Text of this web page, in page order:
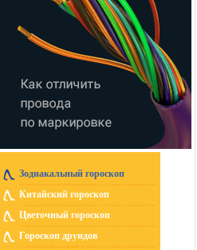
Зодиакальный гороскоп
Китайский гороскоп
Цветочный гороскоп
Гороскоп друидов